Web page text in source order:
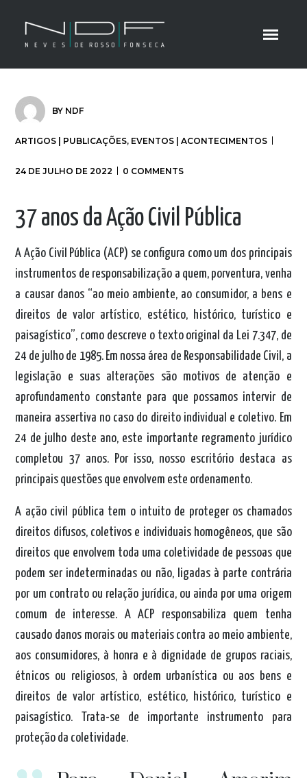
BY NDF
ARTIGOS | PUBLICAÇÕES, EVENTOS | ACONTECIMENTOS
24 DE JULHO DE 2022 0 COMMENTS
37 anos da Ação Civil Pública
A Ação Civil Pública (ACP) se configura como um dos principais
instrumentos de responsabilização a quem, porventura, venha
a causar danos “ao meio ambiente, ao consumidor, a bens e
direitos de valor artístico, estético, histórico, turístico e
paisagístico”, como descreve o texto original da Lei 7.347, de
24 de julho de 1985. Em nossa área de Responsabilidade Civil, a
legislação e suas alterações são motivos de atenção e
aprofundamento constante para que possamos intervir de
maneira assertiva no caso do direito individual e coletivo. Em
24 de julho deste ano, este importante regramento jurídico
completou 37 anos. Por isso, nosso escritório destaca as
principais questões que envolvem este ordenamento.
A ação civil pública tem o intuito de proteger os chamados
direitos difusos, coletivos e individuais homogêneos, que são
direitos que envolvem toda uma coletividade de pessoas que
podem ser indeterminadas ou não, ligadas à parte contrária
por um contrato ou relação jurídica, ou ainda por uma origem
comum de interesse. A ACP responsabiliza quem tenha
causado danos morais ou materiais contra ao meio ambiente,
aos consumidores, à honra e à dignidade de grupos raciais,
étnicos ou religiosos, à ordem urbanística ou aos bens e
direitos de valor artístico, estético, histórico, turístico e
paisagístico. Trata-se de importante instrumento para
proteção da coletividade.